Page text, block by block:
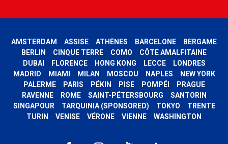
AMSTERDAM ASSISE ATHÈNES BARCELONE
BERGAME
BERLIN
CINQUE TERRE COMO
CÔTE AMALFITAINE
DUBAI
FLORENCE HONG KONG LECCE
LONDRES
MADRID
MIAMI MILAN MOSCOU NAPLES
NEW YORK
PALERME
PARIS PÉKIN PISE POMPÉI
PRAGUE
RAVENNE
ROME SAINT-PÉTERSBOURG
SANTORIN
SINGAPOUR
TARQUINIA (SPONSORED) TOKYO
TRENTE
TURIN
VENISE VÉRONE VIENNE WASHINGTON